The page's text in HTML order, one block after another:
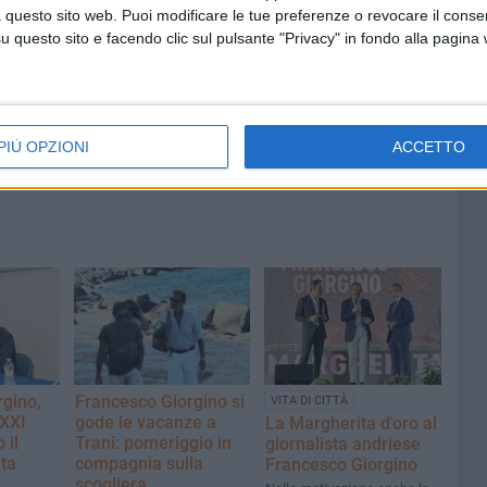
sito web. Puoi modificare le tue preferenze o revocare il
questo sito e facendo clic sul pulsante "Privacy" in fondo alla pagina
OPZIONI ACCETTO
ad Andria da parte delle Guardie
Campestri
il
Francesco Giorgino si
gode le vacanze a
Trani: pomeriggio in
compagnia sulla
VITA DI CITTÀ
La Margherita d'oro al
giornalista andriese
Francesco Giorgino